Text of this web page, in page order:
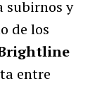
subirnos y
de los
entre